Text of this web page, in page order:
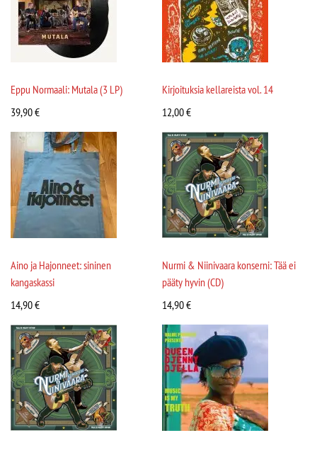
Eppu Normaali: Mutala (3 LP)
39,90€
Kirjoituksia kellareista vol. 14
12,00€
Aino ja Hajonneet: sininen
kangaskassi
14,90€
Nurmi & Niinivaara konserni: Tää ei
pääty hyvin (CD)
14,90€